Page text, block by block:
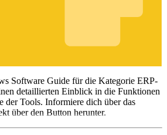
Software Guide für die Kategorie ERP-
detaillierten Einblick in die Funktionen
der Tools. Informiere dich über das
über den Button herunter.